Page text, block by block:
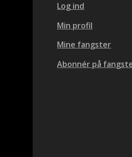
Log ind
Min profil
Mine fangster
Abonnér på